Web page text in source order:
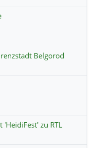
Belgorod
zu RTL